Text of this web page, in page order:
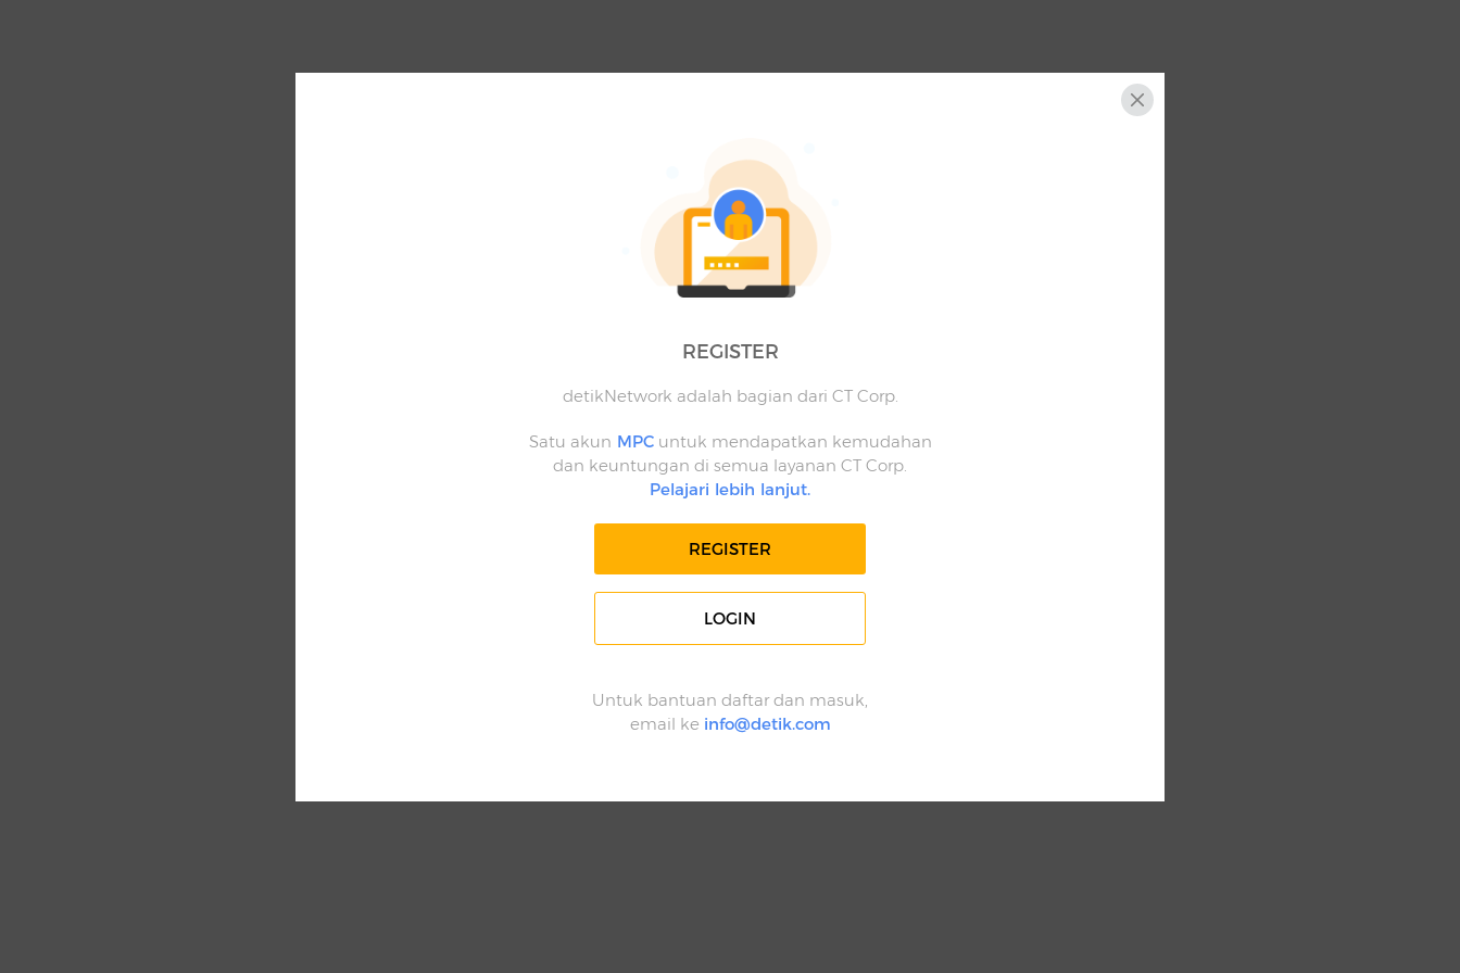
REGISTER
detikNetwork adalah bagian dari CT Corp.
Satu akun MPCuntuk mendapatkan kemudahan
dan keuntungan di semua layanan CT Corp.
Pelajari lebih lanjut.
REGISTER
LOGIN
Untuk bantuan daftar dan masuk,
email ke info@detik.com